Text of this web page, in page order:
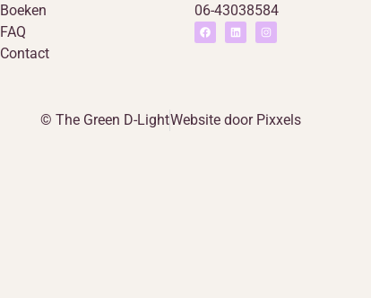
Boeken
FAQ
Contact
06-43038584
© The Green D-LightWebsite door Pixxels